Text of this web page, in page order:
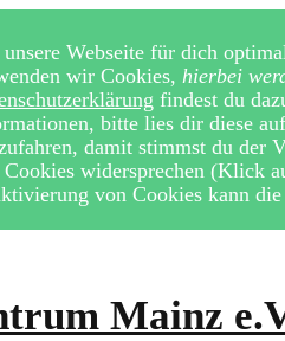
Webseite für dich
wir Cookies, hierbei
findest du
bitte lies dir diese
damit stimmst du der
widersprechen (Klick
von Cookies kann
Mainz